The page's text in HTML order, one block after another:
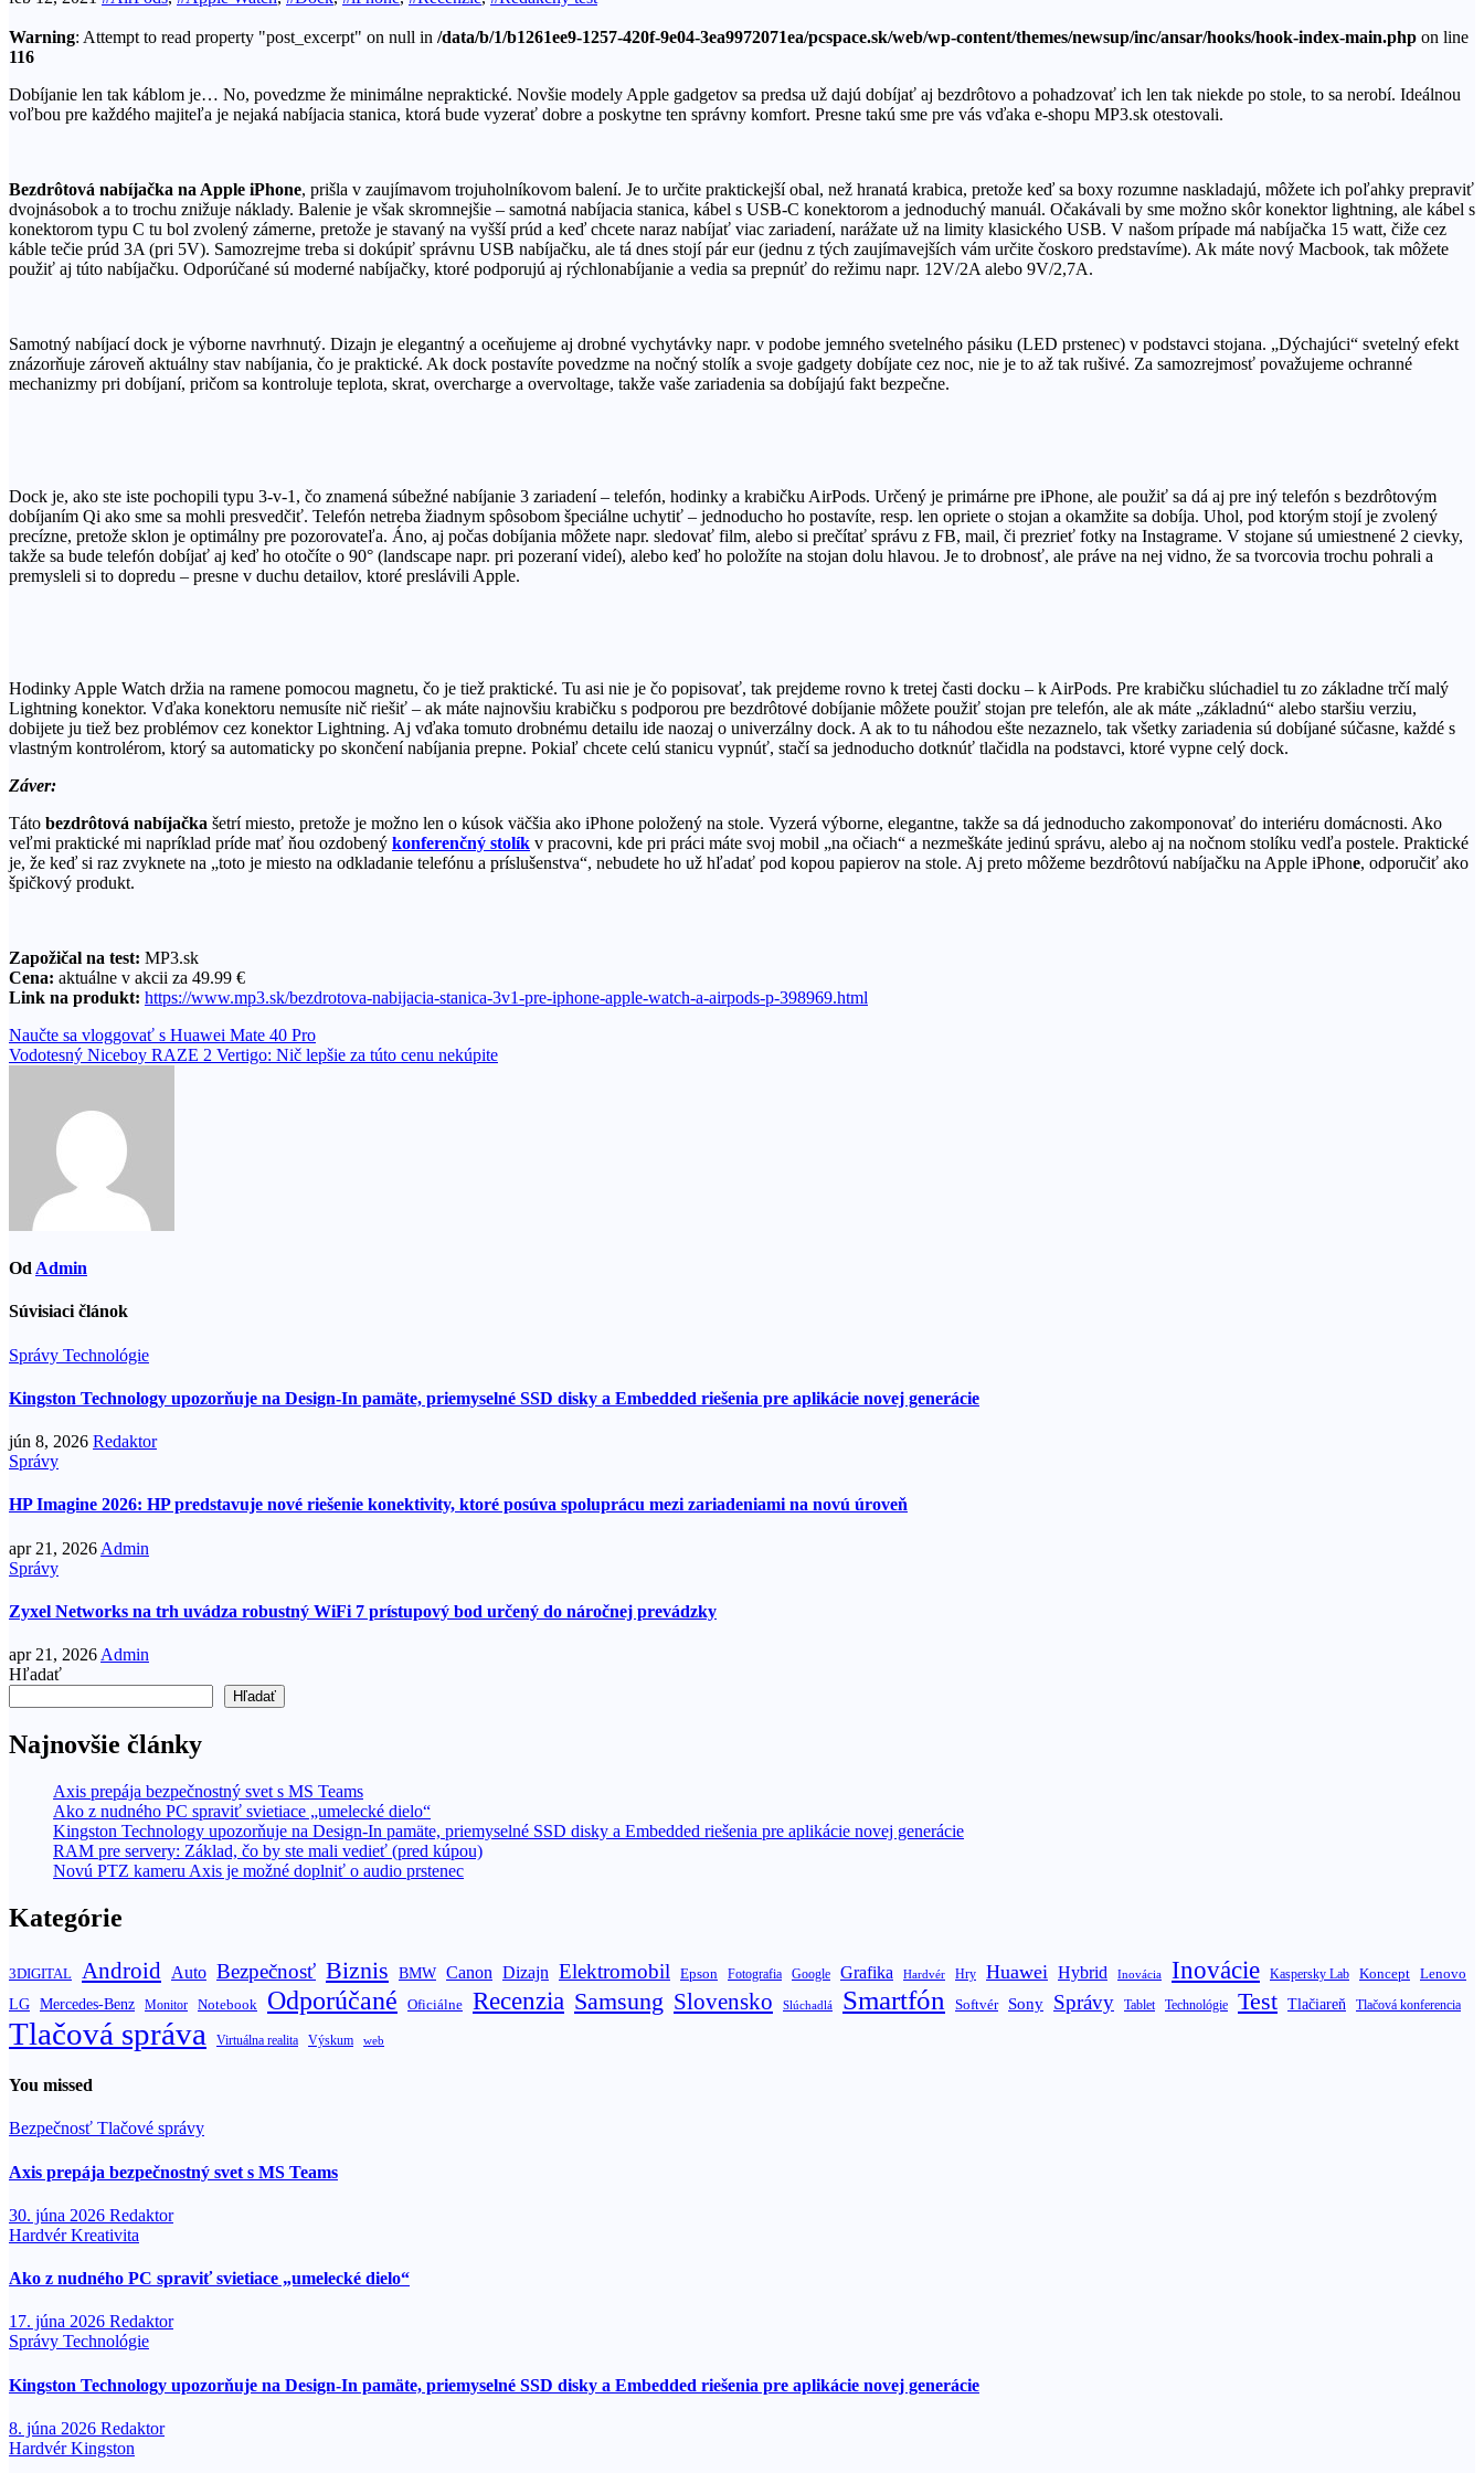
Warning: Attempt to read property "post_excerpt" on null in /data/b/1/b1261ee9-1257-420f-9e04-3ea9972071ea/pcspace.sk/web/wp-content/themes/newsup/inc/ansar/hooks/hook-index-main.php on line
116
Dobíjanie len tak káblom je… No, povedzme že minimálne nepraktické. Novšie modely Apple gadgetov sa predsa už dajú dobíjať aj bezdrôtovo a pohadzovať ich len tak niekde po stole, to sa nerobí. Ideálnou
voľbou pre každého majiteľa je nejaká nabíjacia stanica, ktorá bude vyzerať dobre a poskytne ten správny komfort. Presne takú sme pre vás vďaka e-shopu MP3.sk otestovali.
Bezdrôtová nabíjačka na Apple iPhone, prišla v zaujímavom trojuholníkovom balení. Je to určite praktickejší obal, než hranatá krabica, pretože keď sa boxy rozumne naskladajú, môžete ich poľahky prepraviť
dvojnásobok a to trochu znižuje náklady. Balenie je však skromnejšie – samotná nabíjacia stanica, kábel s USB-C konektorom a jednoduchý manuál. Očakávali by sme možno skôr konektor lightning, ale kábel s
konektorom typu C tu bol zvolený zámerne, pretože je stavaný na vyšší prúd a keď chcete naraz nabíjať viac zariadení, narážate už na limity klasického USB. V našom prípade má nabíjačka 15 watt, čiže cez
káble tečie prúd 3A (pri 5V). Samozrejme treba si dokúpiť správnu USB nabíjačku, ale tá dnes stojí pár eur (jednu z tých zaujímavejších vám určite čoskoro predstavíme). Ak máte nový Macbook, tak môžete
použiť aj túto nabíjačku. Odporúčané sú moderné nabíjačky, ktoré podporujú aj rýchlonabíjanie a vedia sa prepnúť do režimu napr. 12V/2A alebo 9V/2,7A.
Samotný nabíjací dock je výborne navrhnutý. Dizajn je elegantný a oceňujeme aj drobné vychytávky napr. v podobe jemného svetelného pásiku (LED prstenec) v podstavci stojana. „Dýchajúci“ svetelný efekt
znázorňuje zároveň aktuálny stav nabíjania, čo je praktické. Ak dock postavíte povedzme na nočný stolík a svoje gadgety dobíjate cez noc, nie je to až tak rušivé. Za samozrejmosť považujeme ochranné
mechanizmy pri dobíjaní, pričom sa kontroluje teplota, skrat, overcharge a overvoltage, takže vaše zariadenia sa dobíjajú fakt bezpečne.
Dock je, ako ste iste pochopili typu 3-v-1, čo znamená súbežné nabíjanie 3 zariadení – telefón, hodinky a krabičku AirPods. Určený je primárne pre iPhone, ale použiť sa dá aj pre iný telefón s bezdrôtovým
dobíjaním Qi ako sme sa mohli presvedčiť. Telefón netreba žiadnym spôsobom špeciálne uchytiť – jednoducho ho postavíte, resp. len opriete o stojan a okamžite sa dobíja. Uhol, pod ktorým stojí je zvolený
precízne, pretože sklon je optimálny pre pozorovateľa. Áno, aj počas dobíjania môžete napr. sledovať film, alebo si prečítať správu z FB, mail, či prezrieť fotky na Instagrame. V stojane sú umiestnené 2 cievky,
takže sa bude telefón dobíjať aj keď ho otočíte o 90° (landscape napr. pri pozeraní videí), alebo keď ho položíte na stojan dolu hlavou. Je to drobnosť, ale práve na nej vidno, že sa tvorcovia trochu pohrali a
premysleli si to dopredu – presne v duchu detailov, ktoré preslávili Apple.
Hodinky Apple Watch držia na ramene pomocou magnetu, čo je tiež praktické. Tu asi nie je čo popisovať, tak prejdeme rovno k tretej časti docku – k AirPods. Pre krabičku slúchadiel tu zo základne trčí malý
Lightning konektor. Vďaka konektoru nemusíte nič riešiť – ak máte najnovšiu krabičku s podporou pre bezdrôtové dobíjanie môžete použiť stojan pre telefón, ale ak máte „základnú“ alebo staršiu verziu,
dobijete ju tiež bez problémov cez konektor Lightning. Aj vďaka tomuto drobnému detailu ide naozaj o univerzálny dock. A ak to tu náhodou ešte nezaznelo, tak všetky zariadenia sú dobíjané súčasne, každé s
vlastným kontrolérom, ktorý sa automaticky po skončení nabíjania prepne. Pokiaľ chcete celú stanicu vypnúť, stačí sa jednoducho dotknúť tlačidla na podstavci, ktoré vypne celý dock.
Záver:
Táto bezdrôtová nabíjačka šetrí miesto, pretože je možno len o kúsok väčšia ako iPhone položený na stole. Vyzerá výborne, elegantne, takže sa dá jednoducho zakomponovať do interiéru domácnosti. Ako
veľmi praktické mi napríklad príde mať ňou ozdobený konferenčný stolík v pracovni, kde pri práci máte svoj mobil „na očiach“ a nezmeškáte jedinú správu, alebo aj na nočnom stolíku vedľa postele. Praktické
je, že keď si raz zvyknete na „toto je miesto na odkladanie telefónu a príslušenstva“, nebudete ho už hľadať pod kopou papierov na stole. Aj preto môžeme bezdrôtovú nabíjačku na Apple iPhone, odporučiť ako
špičkový produkt.
Zapožičal na test: MP3.sk
Cena: aktuálne v akcii za 49.99 €
Link na produkt: https://www.mp3.sk/bezdrotova-nabijacia-stanica-3v1-pre-iphone-apple-watch-a-airpods-p-398969.html
Navigácia
v
Naučte sa vloggovať s Huawei Mate 40 Pro
Vodotesný Niceboy RAZE 2 Vertigo: Nič lepšie za túto cenu nekúpite
Od Admin
Súvisiaci článok
Správy Technológie
Kingston Technology upozorňuje na Design-In pamäte, priemyselné SSD disky a Embedded riešenia pre aplikácie novej generácie
jún 8, 2026 Redaktor
Správy
HP Imagine 2026: HP predstavuje nové riešenie konektivity, ktoré posúva spoluprácu mezi zariadeniami na novú úroveň
apr 21, 2026 Admin
Správy
Zyxel Networks na trh uvádza robustný WiFi 7 prístupový bod určený do náročnej prevádzky
apr 21, 2026 Admin
Hľadať
Hľadať
Najnovšie články
Axis prepája bezpečnostný svet s MS Teams
Ako z nudného PC spraviť svietiace „umelecké dielo“
Kingston Technology upozorňuje na Design-In pamäte, priemyselné SSD disky a Embedded riešenia pre aplikácie novej generácie
RAM pre servery: Základ, čo by ste mali vedieť (pred kúpou)
Novú PTZ kameru Axis je možné doplniť o audio prstenec
Kategórie
3DIGITAL Android Auto Bezpečnosť Biznis BMW Canon Dizajn Elektromobil Epson Fotografia Google Grafika Hardvér Hry Huawei Hybrid Inovácia Inovácie Kaspersky Lab Koncept Lenovo
LG Mercedes-Benz Monitor Notebook Odporúčané Oficiálne Recenzia Samsung Slovensko Slúchadlá Smartfón Softvér Sony Správy Tablet Technológie Test Tlačiareň Tlačová konferencia
Tlačová správa Virtuálna realita Výskum web
You missed
Bezpečnosť Tlačové správy
Axis prepája bezpečnostný svet s MS Teams
30. júna 2026 Redaktor
HardvérKreativita
Ako z nudného PC spraviť svietiace „umelecké dielo“
17. júna 2026 Redaktor
Správy Technológie
Kingston Technology upozorňuje na Design-In pamäte, priemyselné SSD disky a Embedded riešenia pre aplikácie novej generácie
8. júna 2026 Redaktor
HardvérKingston